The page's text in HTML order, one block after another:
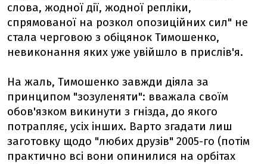
слова, жодної дії, жодної репліки,
спрямованої на розкол опозиційних сил" не
стала черговою з обіцянок Тимошенко,
невиконання яких уже увійшло в прислів'я.
На жаль, Тимошенко завжди діяла за
принципом "зозуленяти": вважала своїм
обов'язком викинути з гнізда, до якого
потрапляє, усіх інших. Варто згадати лиш
заготовку щодо "любих друзів" 2005-го (потім
практично всі вони опинилися на орбітах